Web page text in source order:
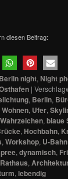
diesen Beitrag:
Berlin night, Night
|
, Berlin,
Wohnen, Ufer,
Wahrzeichen,blaue
, Hochbahn,
,Workshop, U-Bahn
,dynamisch,
,
,lebendig